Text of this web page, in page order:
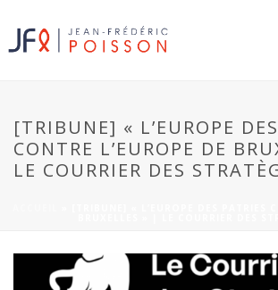
[TRIBUNE] « L’EUROPE
CONTRE L’EUROPE DE
LE COURRIER DES